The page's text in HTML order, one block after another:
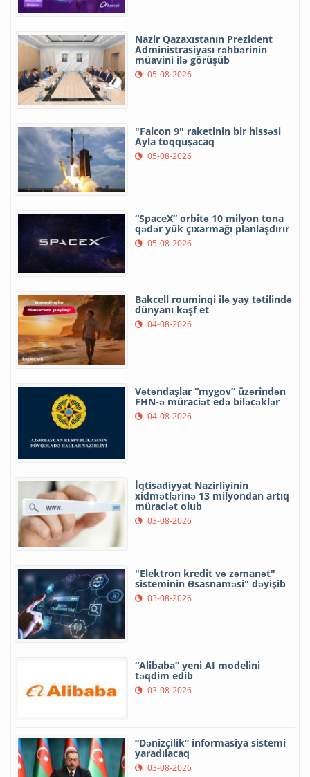
Nazir Qazaxıstanın Prezident
Administrasiyası rəhbərinin
müavini ilə görüşüb
05-08-2026
"Falcon 9" raketinin bir hissəsi
Ayla toqquşacaq
05-08-2026
“SpaceX” orbitə 10 milyon tona
qədər yük çıxarmağı planlaşdırır
05-08-2026
Bakcell rouminqi ilə yay tətilində
dünyanı kəşf et
04-08-2026
Vətəndaşlar “mygov” üzərindən
FHN-ə müraciət edə biləcəklər
04-08-2026
İqtisadiyyat Nazirliyinin
xidmətlərinə 13 milyondan artıq
müraciət olub
03-08-2026
"Elektron kredit və zəmanət"
sisteminin Əsasnaməsi" dəyişib
03-08-2026
“Alibaba” yeni AI modelini
təqdim edib
03-08-2026
“Dənizçilik” informasiya sistemi
yaradılacaq
03-08-2026